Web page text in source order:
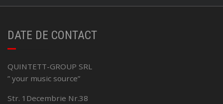
DATE DE CONTACT
QUINTETT-GROUP SRL
” your music source”
Str. 1Decembrie Nr.38